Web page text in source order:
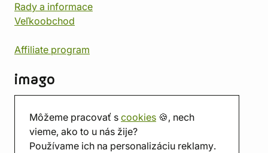
Môžeme pracovať s cookies 🍪, nech
vieme, ako to u nás žije?
Používame ich na personalizáciu reklamy.
Rady a informace
Veľkoobchod
Affiliate program
imago
Predajňa
Herňa
O nás